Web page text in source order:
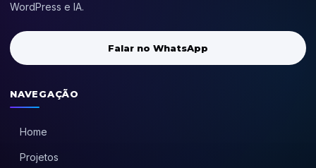
WordPress e IA.
Falar no WhatsApp
NAVEGAÇÃO
Home
Projetos